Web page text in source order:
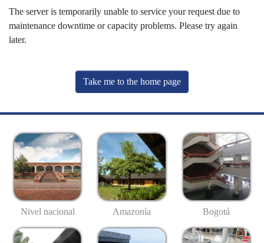
The server is temporarily unable to service your request due to
maintenance downtime or capacity problems. Please try again
later.
Take me to the home page
Nivel nacional Amazonía Bogotá